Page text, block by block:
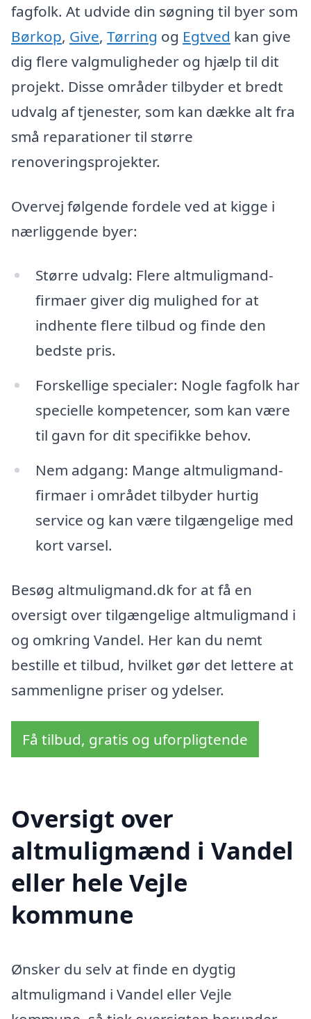
fagfolk. At udvide din søgning til byer som
Børkop, Give, Tørring og Egtved kan give
dig flere valgmuligheder og hjælp til dit
projekt. Disse områder tilbyder et bredt
udvalg af tjenester, som kan dække alt fra
små reparationer til større
renoveringsprojekter.
Overvej følgende fordele ved at kigge i
nærliggende byer:
Større udvalg: Flere altmuligmand-
firmaer giver dig mulighed for at
indhente flere tilbud og finde den
bedste pris.
Forskellige specialer: Nogle fagfolk har
specielle kompetencer, som kan være
til gavn for dit specifikke behov.
Nem adgang: Mange altmuligmand-
firmaer i området tilbyder hurtig
service og kan være tilgængelige med
kort varsel.
Besøg altmuligmand.dk for at få en
oversigt over tilgængelige altmuligmand i
og omkring Vandel. Her kan du nemt
bestille et tilbud, hvilket gør det lettere at
sammenligne priser og ydelser.
Få tilbud, gratis og uforpligtende
Oversigt over
altmuligmænd i Vandel
eller hele Vejle
kommune
Ønsker du selv at finde en dygtig
altmuligmand i Vandel eller Vejle